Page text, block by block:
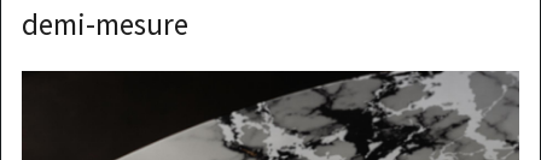
demi-mesure